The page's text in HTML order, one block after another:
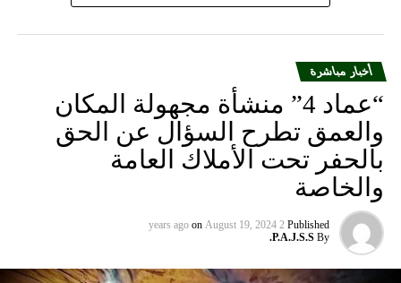
أخبار مباشرة
“عماد 4” منشأة مجهولة المكان
والعمق تطرح السؤال عن الحق
بالحفر تحت الأملاك العامة
والخاصة
Published
2 years ago
on August 19, 2024
By
P.A.J.S.S.